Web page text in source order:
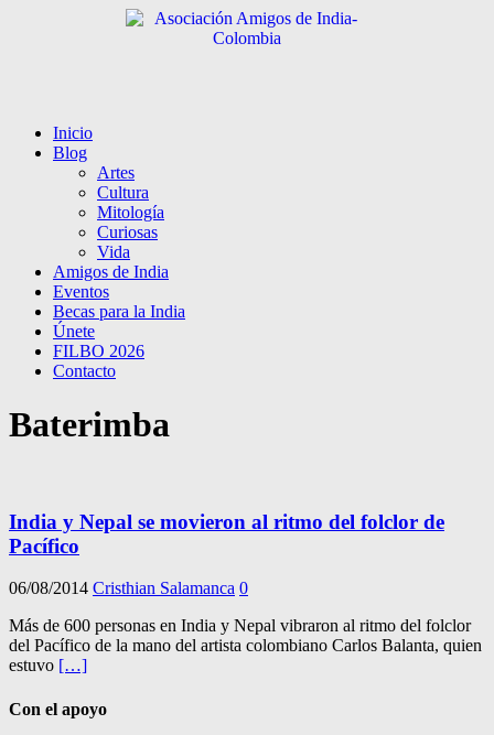
Inicio
Blog
Artes
Cultura
Mitología
Curiosas
Vida
Amigos de India
Eventos
Becas para la India
Únete
FILBO 2026
Contacto
Baterimba
India y Nepal se movieron al ritmo del folclor de
Pacífico
06/08/2014 Cristhian Salamanca 0
Más de 600 personas en India y Nepal vibraron al ritmo del folclor
del Pacífico de la mano del artista colombiano Carlos Balanta, quien
estuvo […]
Con el apoyo